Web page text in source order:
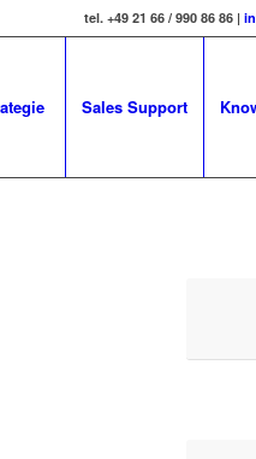
tel. +49 21 66 / 990 86 86 |
Sales Support